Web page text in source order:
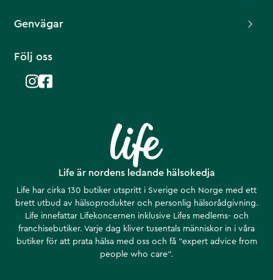
Life är nordens ledande hälsokedja
Life har cirka 130 butiker utspritt i Sverige och Norge med ett
brett utbud av hälsoprodukter och personlig hälsorådgivning.
Life innefattar Lifekoncernen inklusive Lifes medlems- och
franchisebutiker. Varje dag kliver tusentals människor in i våra
butiker för att prata hälsa med oss och få ”expert advice from
people who care”.
Genvägar
Följ oss